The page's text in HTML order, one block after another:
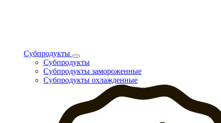
Субпродукты
Субпродукты
Субпродукты замороженные
Субпродукты охлажденные